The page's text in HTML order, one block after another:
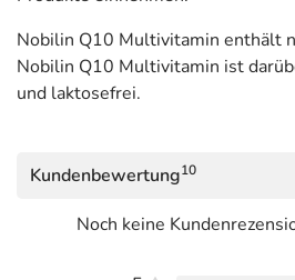
Nobilin Q10 Multivitamin enthält
Nobilin Q10 Multivitamin ist
und laktosefrei.
Kundenbewertung10
Noch keine